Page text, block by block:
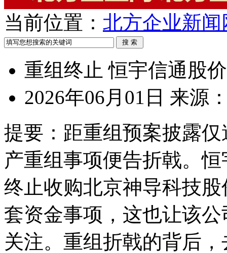
当前位置： 北方企业新闻
重组终止 恒宇信通股
2026年06月01日 来源
提要： 距重组预案披露
产重组事项便告折戟。
终止收购北京神导科技
套资金事项，这也让该
关注。重组折戟的背后